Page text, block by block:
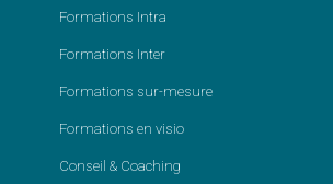
Formations Intra
Formations Inter
Formations sur-mesure
Formations en visio
Conseil & Coaching